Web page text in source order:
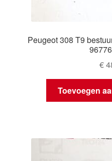
Peugeot 308 T9
€
Toevoegen